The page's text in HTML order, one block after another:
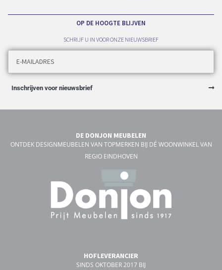
OP DE HOOGTE BLIJVEN
SCHRIJF U IN VOOR ONZE NIEUWSBRIEF
Inschrijven voor nieuwsbrief
DE DONJON MEUBELEN
ONTDEK DESIGNMEUBELEN VAN TOPMERKEN BIJ DÉ WOONWINKEL VAN
REGIO EINDHOVEN
HOFLEVERANCIER
SINDS OKTOBER 2017 BIJ